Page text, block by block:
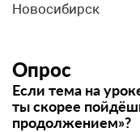
Новосибирск
Опрос
Если тема на
ты скорее
продолжением»?